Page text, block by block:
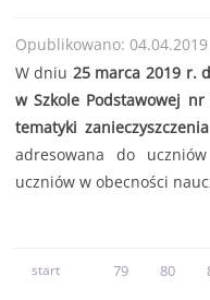
Opublikowano: 04.04.2019
W dniu 25 marca 2019 r.
w Szkole Podstawowej
tematyki
adresowana do
uczniów w obecności
start 79 80